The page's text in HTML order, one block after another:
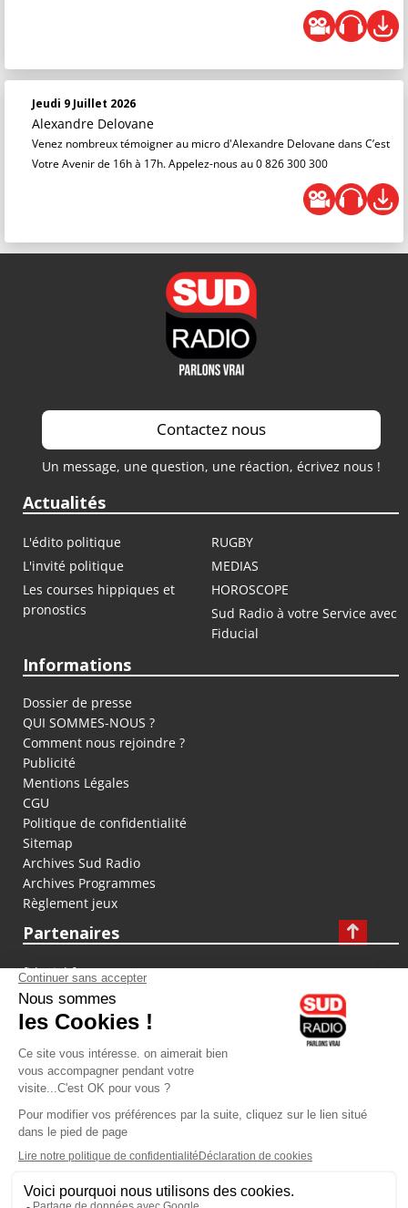
Jeudi 9 Juillet 2026
Alexandre Delovane
Venez nombreux témoigner au micro d'Alexandre Delovane dans C’est
Votre Avenir de 16h à 17h. Appelez-nous au 0 826 300 300
Contactez nous
Un message, une question, une réaction, écrivez nous !
Actualités
L'édito politique
RUGBY
L'invité politique
MEDIAS
Les courses hippiques et
pronostics
HOROSCOPE
Sud Radio à votre Service avec
Fiducial
Informations
Dossier de presse
QUI SOMMES-NOUS ?
Comment nous rejoindre ?
Publicité
Mentions Légales
CGU
Politique de confidentialité
Sitemap
Archives Sud Radio
Archives Programmes
Règlement jeux
Partenaires
fiducial.fr
lyoncapitale.fr
olympique-et-lyonnais.com
L'application Iphone / Android
Téléchargez l'application
Les cookies
Gestion des cookies